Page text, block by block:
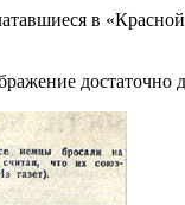
в
достаточно